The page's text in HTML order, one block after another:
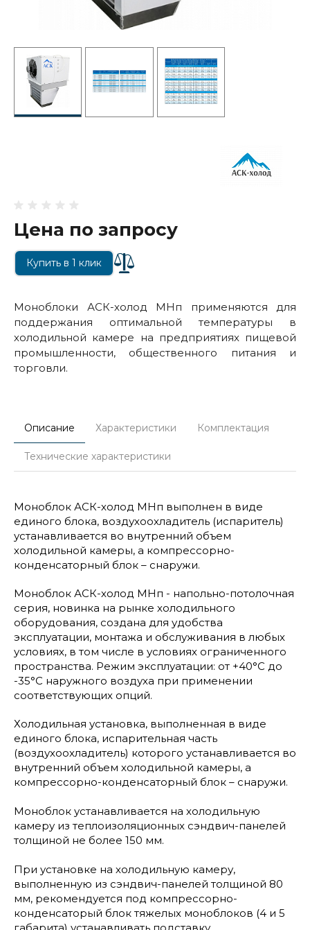
Цена по запросу
Купить в 1 клик
Моноблоки АСК-холод МНп применяются для
поддержания оптимальной температуры в
холодильной камере на предприятиях пищевой
промышленности, общественного питания и
торговли.
Описание Характеристики Комплектация
Технические характеристики
Моноблок АСК-холод МНп выполнен в виде
единого блока, воздухоохладитель (испаритель)
устанавливается во внутренний объем
холодильной камеры, а компрессорно-
конденсаторный блок – снаружи.
Моноблок АСК-холод МНп - напольно-потолочная
серия, новинка на рынке холодильного
оборудования, создана для удобства
эксплуатации, монтажа и обслуживания в любых
условиях, в том числе в условиях ограниченного
пространства. Режим эксплуатации: от +40°С до
-35°С наружного воздуха при применении
соответствующих опций.
Холодильная установка, выполненная в виде
единого блока, испарительная часть
(воздухоохладитель) которого устанавливается во
внутренний объем холодильной камеры, а
компрессорно-конденсаторный блок – снаружи.
Моноблок устанавливается на холодильную
камеру из теплоизоляционных сэндвич-панелей
толщиной не более 150 мм.
При установке на холодильную камеру,
выполненную из сэндвич-панелей толщиной 80
мм, рекомендуется под компрессорно-
конденсаторый блок тяжелых моноблоков (4 и 5